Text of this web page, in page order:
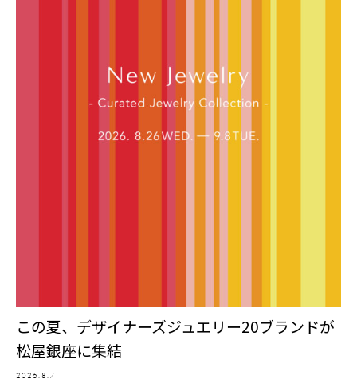
この夏、デザイナーズジュエリー20ブランドが
松屋銀座に集結
2026.8.7